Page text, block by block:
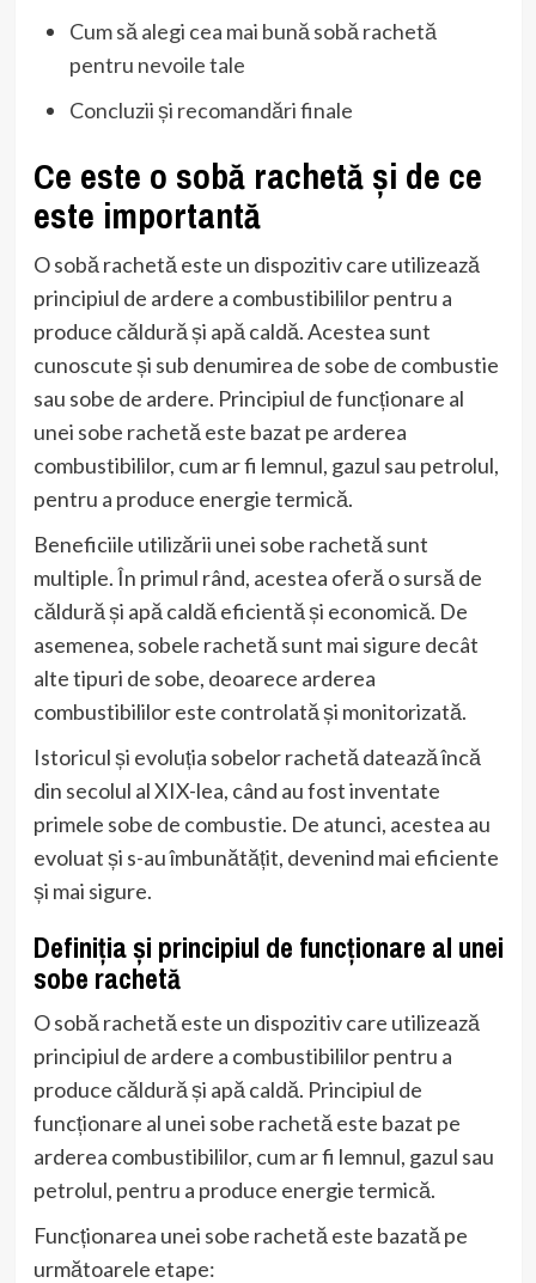
Cum să alegi cea mai bună sobă rachetă
pentru nevoile tale
Concluzii și recomandări finale
Ce este o sobă rachetă și de ce
este importantă
O sobă rachetă este un dispozitiv care utilizează
principiul de ardere a combustibililor pentru a
produce căldură și apă caldă. Acestea sunt
cunoscute și sub denumirea de sobe de combustie
sau sobe de ardere. Principiul de funcționare al
unei sobe rachetă este bazat pe arderea
combustibililor, cum ar fi lemnul, gazul sau petrolul,
pentru a produce energie termică.
Beneficiile utilizării unei sobe rachetă sunt
multiple. În primul rând, acestea oferă o sursă de
căldură și apă caldă eficientă și economică. De
asemenea, sobele rachetă sunt mai sigure decât
alte tipuri de sobe, deoarece arderea
combustibililor este controlată și monitorizată.
Istoricul și evoluția sobelor rachetă datează încă
din secolul al XIX-lea, când au fost inventate
primele sobe de combustie. De atunci, acestea au
evoluat și s-au îmbunătățit, devenind mai eficiente
și mai sigure.
Definiția și principiul de funcționare al unei
sobe rachetă
O sobă rachetă este un dispozitiv care utilizează
principiul de ardere a combustibililor pentru a
produce căldură și apă caldă. Principiul de
funcționare al unei sobe rachetă este bazat pe
arderea combustibililor, cum ar fi lemnul, gazul sau
petrolul, pentru a produce energie termică.
Funcționarea unei sobe rachetă este bazată pe
următoarele etape: